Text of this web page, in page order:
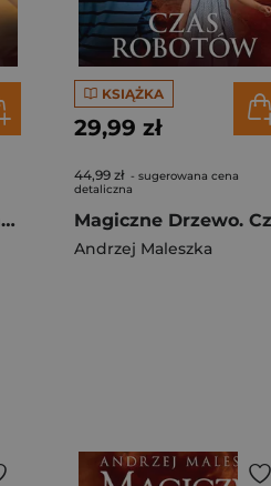
Magiczne Drzewo. Inwazja [wydanie 2024]
KSIĄŻKA
29,99 zł
44,99 zł - sugerowana cena
detaliczna
Andrzej Maleszka